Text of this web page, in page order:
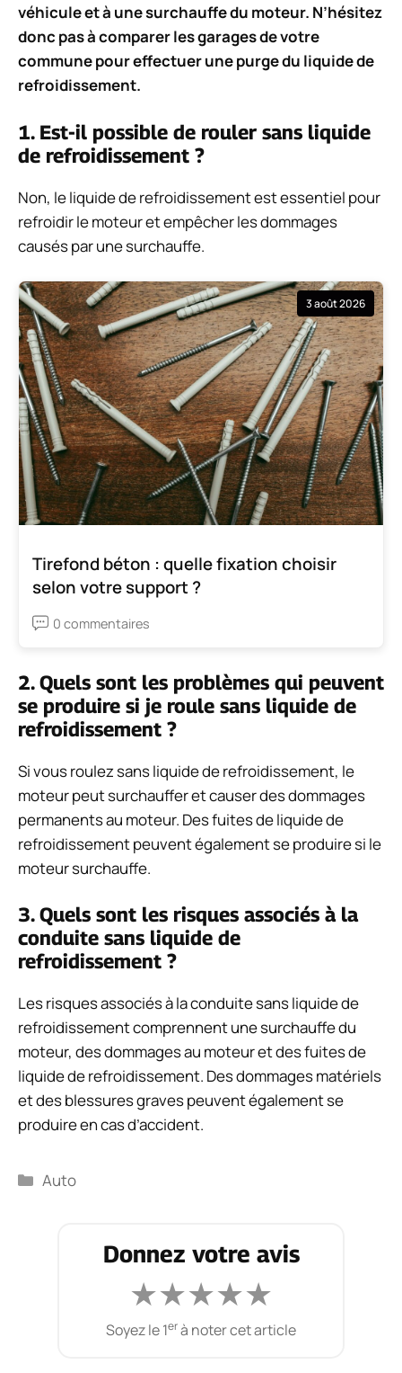
véhicule et à une surchauffe du moteur. N’hésitez
donc pas à comparer les garages de votre
commune pour effectuer une purge du liquide de
refroidissement.
1. Est-il possible de rouler sans liquide
de refroidissement ?
Non, le liquide de refroidissement est essentiel pour
refroidir le moteur et empêcher les dommages
causés par une surchauffe.
3 août 2026
Tirefond béton : quelle fixation choisir
selon votre support ?
0 commentaires
2. Quels sont les problèmes qui peuvent
se produire si je roule sans liquide de
refroidissement ?
Si vous roulez sans liquide de refroidissement, le
moteur peut surchauffer et causer des dommages
permanents au moteur. Des fuites de liquide de
refroidissement peuvent également se produire si le
moteur surchauffe.
3. Quels sont les risques associés à la
conduite sans liquide de
refroidissement ?
Les risques associés à la conduite sans liquide de
refroidissement comprennent une surchauffe du
moteur, des dommages au moteur et des fuites de
liquide de refroidissement. Des dommages matériels
et des blessures graves peuvent également se
produire en cas d’accident.
Catégories
Auto
Donnez votre avis
★★★★★
Soyez le 1erà noter cet article